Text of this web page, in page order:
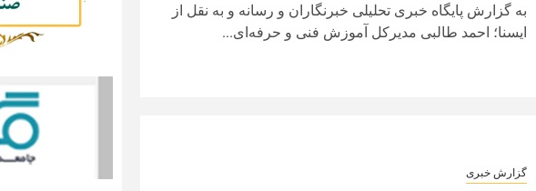
به گزارش پایگاه خبری تحلیلی خبرنگاران و رسانه و به نقل از
ایسنا؛ احمد طالبی مدیرکل آموزش فنی و حرفه‌ای...
گزارش خبری